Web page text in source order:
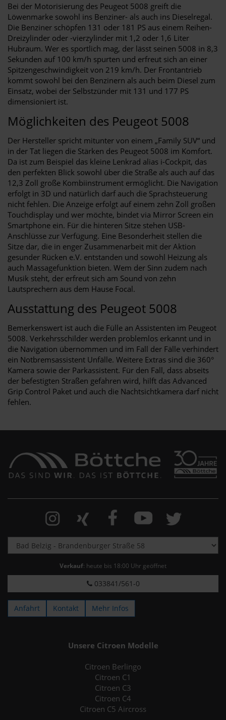
Bei der Motorisierung des Peugeot 5008 greift die
Löwenmarke sowohl ins Benziner- als auch ins Dieselregal.
Die Benziner schöpfen 131 oder 181 PS aus einem Reihen-
Dreizylinder oder -vierzylinder mit 1,2 oder 1,6 Liter
Hubraum. Wer es sportlich mag, der lässt seinen 5008 in 8,3
Sekunden auf 100 km/h spurten und erfreut sich an einer
Spitzengeschwindigkeit von 219 km/h. Der Frontantrieb
kommt sowohl bei den Benzinern als auch beim Diesel zum
Einsatz, wobei der Selbstzünder mit 131 und 177 PS
dimensioniert ist.
Möglichkeiten des Peugeot 5008
Der Hersteller spricht mitunter von einem „Family SUV“ und
in der Tat liegen die Stärken des Peugeot 5008 im Komfort.
Da ist zum Beispiel das kleine Lenkrad alias i-Cockpit, das
den perfekten Blick sowohl über die Straße als auch auf das
12,3 Zoll große Kombiinstrument ermöglicht. Die Navigation
erfolgt in 3D und natürlich darf auch die Sprachsteuerung
nicht fehlen. Die Anzeige erfolgt auf einem zehn Zoll großen
Touchdisplay und wer möchte, bindet via Mirror Screen ein
Smartphone ein. Für die hinteren Sitze stehen USB-
Anschlüsse zur Verfügung. Eine Besonderheit stellen die
Sitze dar, die in enger Zusammenarbeit mit der Aktion
gesunder Rücken e.V. entstanden und sowohl Heizung als
auch Massagefunktion bieten. Wem der Sinn zudem nach
Musik steht, der erfreut sich am Sound von zehn
Lautsprechern aus dem Hause Focal.
Ausstattung des Peugeot 5008
Bemerkenswert ist auch die Fülle an Assistenten im Peugeot
5008. Verkehrsschilder werden problemlos erkannt und in
die Navigation übernommen und im Fall der Fälle verhindert
ein Notbremsassistent Unfälle. Weitere Extras sind die 360°
Kamera sowie der Parkassistent. Für den Fall, dass abseits
der befestigten Straßen gefahren wird, hilft das Advanced
Grip Control Paket und auch die Nachtsichtkamera darf nicht
fehlen.
Verkauf: heute bis 18:00 Uhr geöffnet
033841/561-0
Anfahrt Kontakt Mehr Infos
Unsere Citroen Modelle
Citroen Berlingo
Citroen C1
Citroen C3
Citroen C4
Citroen C5 Aircross